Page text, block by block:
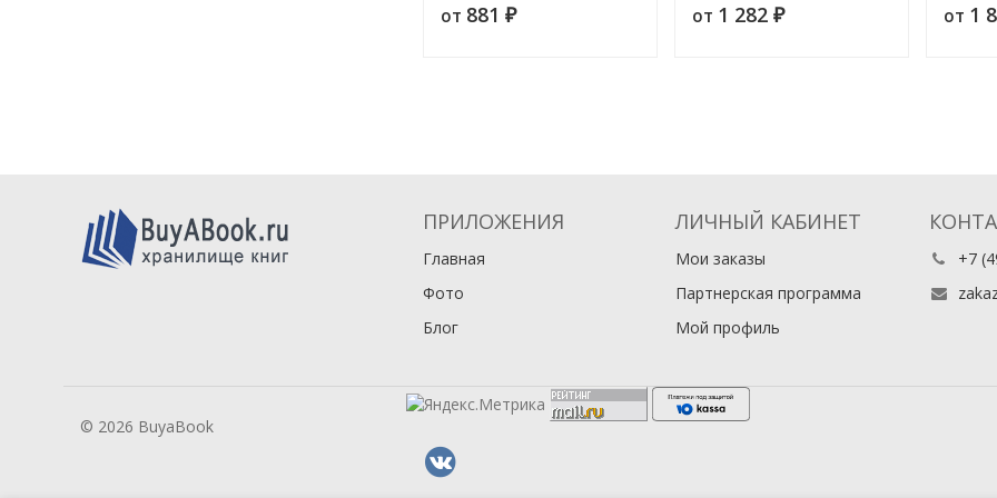
от 881 ₽
иллюстрированный журнал
от 1 282 ₽ от 1
ПРИЛОЖЕНИЯ
Главная
Фото
Блог
ЛИЧНЫЙ КАБИНЕТ
Мои заказы
Партнерская программа
Мой профиль
+7
© 2026 BuyaBook